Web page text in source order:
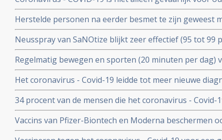
volwassenen van middelbare leeftijd blijkt uit grote
Herstelde personen na eerder besmet te zijn geweest
waren niet besmettelijk voor anderen blijkt uit
professionele basketballers en personeel.
Neusspray van SaNOtize blijkt zeer effectief (95 tot 99
met het coronavirus - Covid-19 zowel bij lichte als
Regelmatig bewegen en sporten (20 minuten per
en leidt tot minder ziekenhuisopnames en sterfte door
Het coronavirus - Covid-19 leidde tot meer nieuwe
uitzaaiingen dan gebruikelijk. Ook werden
uitgesteld en onderbroken
34 procent van de mensen die het coronavirus -
problemen en werd een neurologische of
Vaccins van Pfizer-Biontech en Moderna beschermen
coronavirus aan anderen. Wie is gevaccineerd blijkt